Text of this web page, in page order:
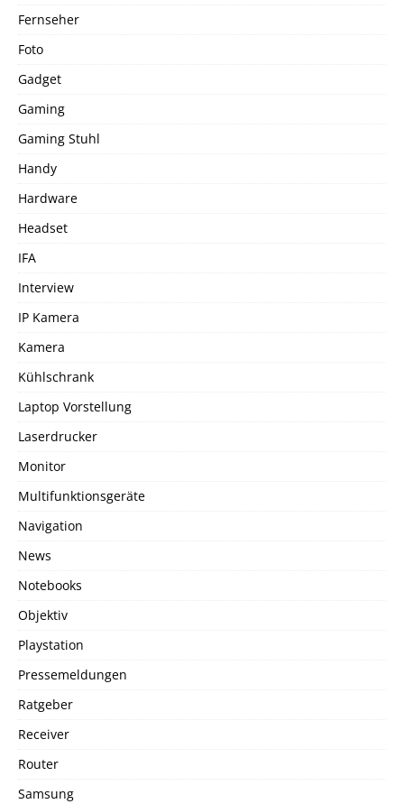
Fernseher
Foto
Gadget
Gaming
Gaming Stuhl
Handy
Hardware
Headset
IFA
Interview
IP Kamera
Kamera
Kühlschrank
Laptop Vorstellung
Laserdrucker
Monitor
Multifunktionsgeräte
Navigation
News
Notebooks
Objektiv
Playstation
Pressemeldungen
Ratgeber
Receiver
Router
Samsung